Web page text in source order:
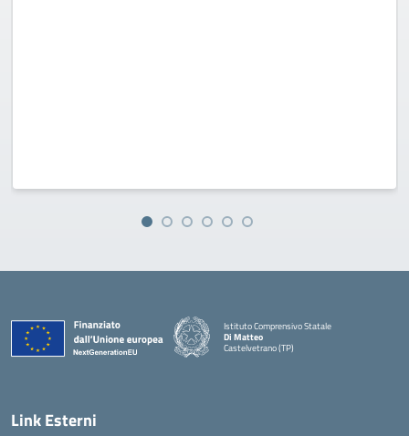
Istituto Comprensivo Statale
Di Matteo
Castelvetrano (TP)
Link Esterni